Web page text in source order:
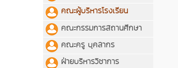
คณะผู้บริหารโรงเรียน
คณะกรรมการสถานศีกษา
คณะครู บุคลากร
ฝ่ายบริหารวิชาการ